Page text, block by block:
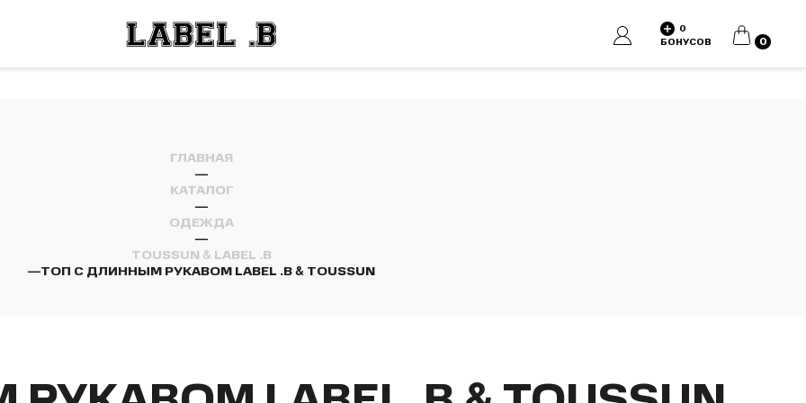
0
БОНУСОВ
КОРЗИНА
0
ГЛАВНАЯ
—
КАТАЛОГ
—
ОДЕЖДА
—
TOUSSUN & LABEL .B
—ТОП С ДЛИННЫМ РУКАВОМ LABEL .B & TOUSSUN